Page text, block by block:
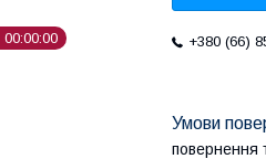
00 00 00 +380 (66)
повернення